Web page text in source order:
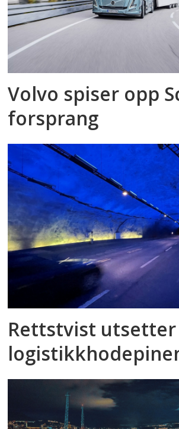
Volvo spiser opp
forsprang
Rettstvist utsetter